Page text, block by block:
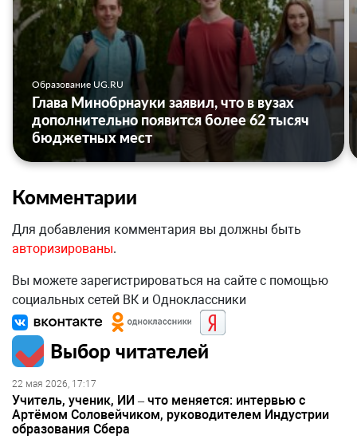
Образование UG.RU
Глава Минобрнауки заявил, что в вузах
дополнительно появится более 62 тысяч
бюджетных мест
Комментарии
Для добавления комментария вы должны быть
авторизированы.
Вы можете зарегистрироваться на сайте с помощью
социальных сетей ВК и Одноклассники
Выбор читателей
22 мая 2026, 17:17
Учитель, ученик, ИИ – что меняется: интервью с
Артёмом Соловейчиком, руководителем Индустрии
образования Сбера